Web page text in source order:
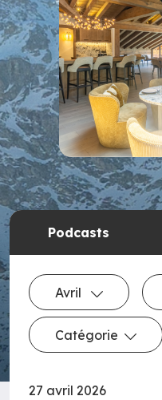
Podcasts
Avril
Catégorie
27 avril 2026